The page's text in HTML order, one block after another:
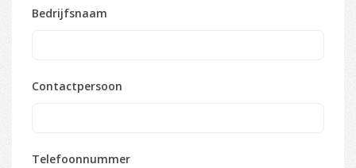
Bedrijfsnaam
Contactpersoon
Telefoonnummer